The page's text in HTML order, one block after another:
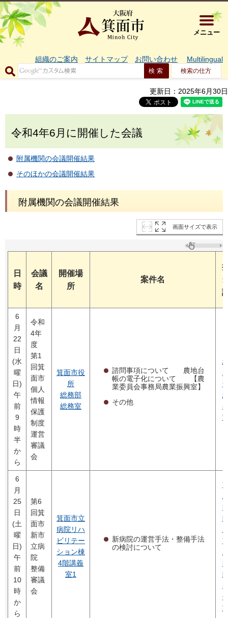
大阪府箕
メニュー
組織のご案内 サイトマップ お問い合わせ Multilingual
検索の仕方
更新日：2025年6月30日
令和4年6月に開催した会議
附属機関の会議開催結果
そのほかの会議開催結果
附属機関の会議開催結果
画面サイズで表示
日
時
会議
名
開催場
所
案件名
6
月
22
日
(水
曜
日)
午
前
9
時
半
か
ら
令和
4年
度
第1
回箕
面市
個人
情報
保護
制度
運営
審議
会
箕面市役
所
総務部
総務室
諮問事項について 農地台
帳の電子化について 【農
業委員会事務局農業振興室】
その他
6
月
25
日
(土
曜
日)
午
前
10
時
か
ら
第6
回箕
面市
新市
立病
院
整備
審議
会
箕面市立
病院リハ
ビリテー
ション棟
4階講義
室1
新病院の運営手法・整備手法
の検討について